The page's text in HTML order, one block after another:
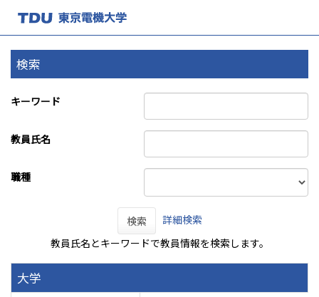
検索
キーワード
教員氏名
職種
検索
詳細検索
教員氏名とキーワードで教員情報を検索します。
大学